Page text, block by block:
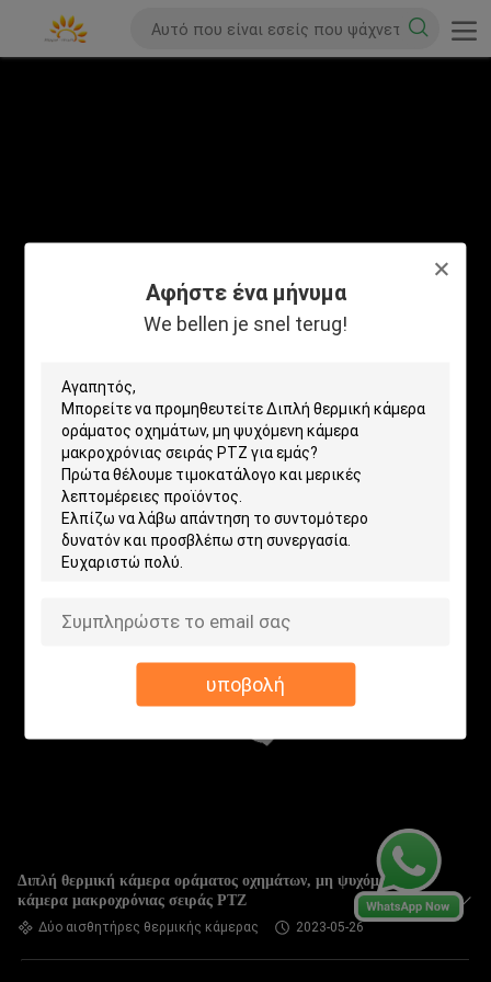
Αφήστε ένα μήνυμα
We bellen je snel terug!
υποβολή
Διπλή θερμική κάμερα οράματος οχημάτων, μη ψυχόμενη
κάμερα μακροχρόνιας σειράς PTZ
Δύο αισθητήρες θερμικής κάμερας 2023-05-26